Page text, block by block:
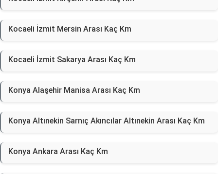
Kocaeli İzmit Mersin Arası Kaç Km
Kocaeli İzmit Sakarya Arası Kaç Km
Konya Alaşehir Manisa Arası Kaç Km
Konya Altınekin Sarnıç Akıncılar Altınekin Arası Kaç Km
Konya Ankara Arası Kaç Km